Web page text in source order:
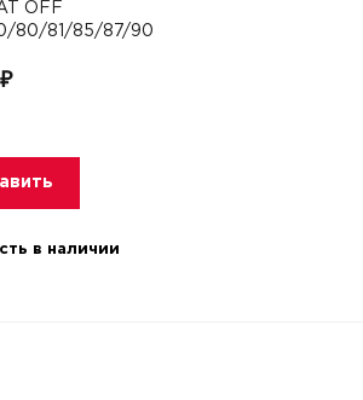
OFF
80/81/85/87/90
в наличии